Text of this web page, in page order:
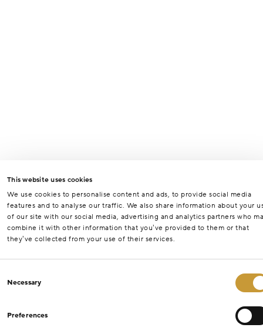
This website uses cookies
We use cookies to personalise content and ads, to provide social media
features and to analyse our traffic. We also share information about your
of our site with our social media, advertising and analytics partners who
combine it with other information that you’ve provided to them or that
they’ve collected from your use of their services.
Selection
Necessary
Preferences